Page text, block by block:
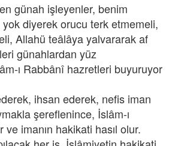
günah işleyenler, benim
yok diyerek orucu terk etmemeli,
Allahü teâlâya yalvararak af
günahlardan yüz
ı Rabbânî hazretleri buyuruyor
ihsan ederek, nefis iman
şereflenince, İslâm-ı
imanın hakikati hasıl olur.